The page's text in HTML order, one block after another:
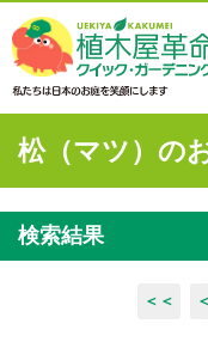
松（マツ）の
検索結果
＜＜ ＜